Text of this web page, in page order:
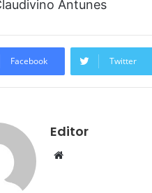
Antunes
Facebook Twitter
Editor
Website